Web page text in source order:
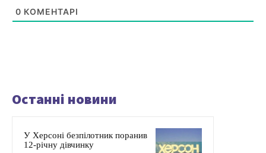
0 КОМЕНТАРІ
Останні новини
У Херсоні безпілотник поранив
12-річну дівчинку